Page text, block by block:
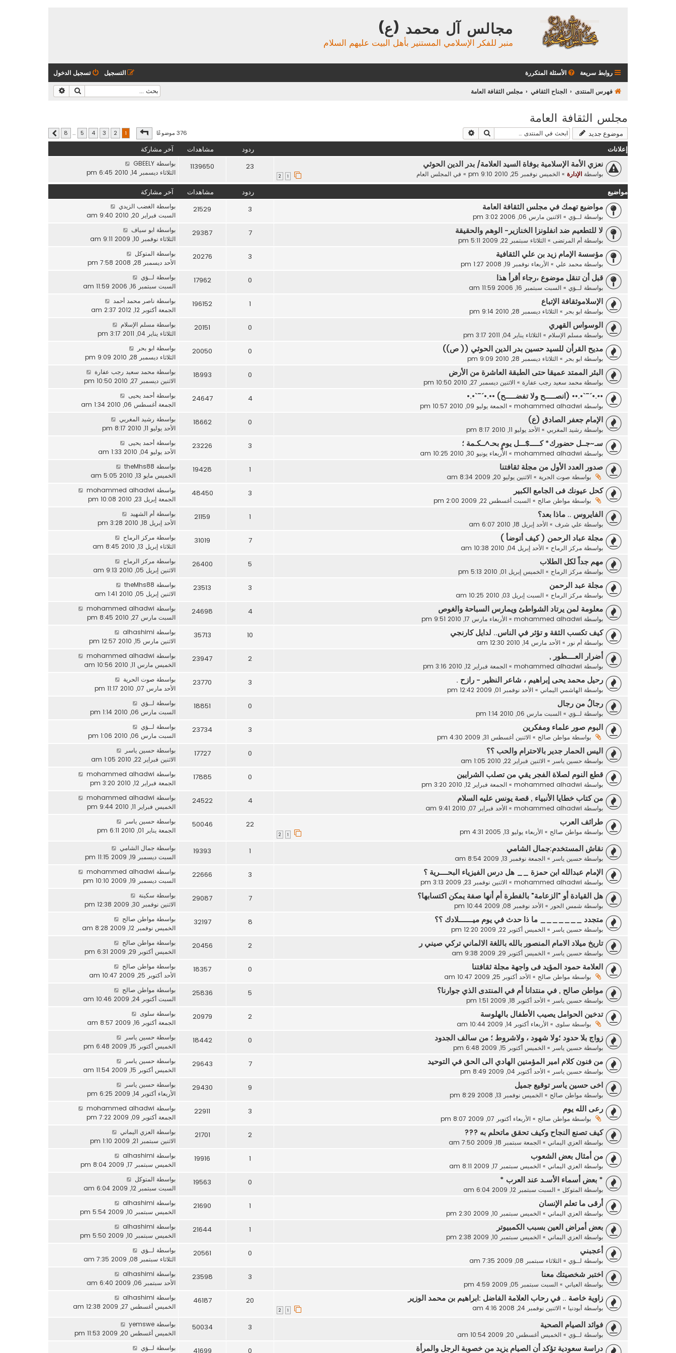
مجالس آل محمد (ع)
منبر للفكر الإسلامي المستنير بأهل البيت عليهم السلام
روابط سريعة الأسئلة المتكررة تسجيل الدخول التسجيل
فهرس المنتدى الجناح الثقافي مجلس الثقافة العامة بحث
مجلس الثقافة العامة
موضوع جديد بحث 376 موضوعًا صفحة من8
1
2
3
4
5
…
8 التالي
إعلانات ردود مشاهدات آخر مشاركة
نعزي الأمة الإسلامية بوفاة السيد العلامة/ بدر الدين الحوثي
بواسطة الإدارة » الخميس نوفمبر 25, 2010 9:10 pm » في المجلس العام 1
2
23
1139650 بواسطة GBEELY
الثلاثاء ديسمبر 14, 2010 6:45 pm
مواضيع ردود مشاهدات آخر مشاركة
مواضيع تهمك في مجلس الثقافة العامة
بواسطة لــؤي » الاثنين مارس 06, 2006 3:02 pm
3
21529 بواسطة الغضب الزيدي
السبت فبراير 20, 2010 9:40 am
لا للتطعيم ضد انفلونزا الخنازير- الوهم والحقيقة
بواسطة أم المرتضى » الثلاثاء سبتمبر 22, 2009 5:11 pm
7
29387 بواسطة ابو سياف
الثلاثاء نوفمبر 10, 2009 9:11 am
مؤسسة الإمام زيد بن علي الثقافية
بواسطة محمد علي » الأربعاء نوفمبر 19, 2008 1:27 pm
3
20276 بواسطة المتوكل
الأحد ديسمبر 28, 2008 7:58 pm
قبل أن تنقل موضوع ،رجاء أقرأ هذا
بواسطة لــؤي » السبت سبتمبر 16, 2006 11:59 am
0
17962 بواسطة لــؤي
السبت سبتمبر 16, 2006 11:59 am
الإسلاموثقافة الإتباع
بواسطة ابو بحر » الثلاثاء ديسمبر 28, 2010 9:14 pm
1
196152 بواسطة ناصر محمد أحمد
الجمعة أكتوبر 12, 2012 2:37 am
الوسواس القهري
بواسطة مسلم الإسلام » الثلاثاء يناير 04, 2011 3:17 pm
0
20151 بواسطة مسلم الإسلام
الثلاثاء يناير 04, 2011 3:17 pm
مديح القرأن للسيد حسين بدر الدين الحوثي (( ص))
بواسطة ابو بحر » الثلاثاء ديسمبر 28, 2010 9:09 pm
0
20050 بواسطة ابو بحر
الثلاثاء ديسمبر 28, 2010 9:09 pm
البئر الممتد عميقا حتى الطبقة العاشرة من الأرض
بواسطة محمد سعيد رجب عفارة » الاثنين ديسمبر 27, 2010 10:50 pm
0
18993 بواسطة محمد سعيد رجب عفارة
الاثنين ديسمبر 27, 2010 10:50 pm
••.•´¯`•.•• (انصـــــح ولا تفضـــــح) ••.•´¯`•.•
بواسطة mohammed alhadwi
» الجمعة يوليو 09, 2010 10:57 pm
4
24647 بواسطة أحمد يحيى
الجمعة أغسطس 06, 2010 1:34 am
الإمام جعفر الصادق (ع)
بواسطة رشيد المغربي » الأحد يوليو 11, 2010 8:17 pm
0
18662 بواسطة رشيد المغربي
الأحد يوليو 11, 2010 8:17 pm
سـ~جــل حضورك* كـــــ$ـــل يومٍ بحـ^ــكـمة ؛
بواسطة mohammed alhadwi
» الأربعاء يونيو 30, 2010 10:25 am
3
23226 بواسطة أحمد يحيى
الأحد يوليو 04, 2010 1:33 am
صدور العدد الأول من مجلة ثقافتنا
بواسطة صوت الحرية » الاثنين يوليو 20, 2009 8:34 am
1
19428 بواسطة theMhs88
الخميس مايو 13, 2010 5:05 am
كحل عيونك فى الجامع الكبير
بواسطة مواطن صالح » السبت أغسطس 22, 2009 2:00 pm
3
48450 بواسطة mohammed alhadwi
الجمعة إبريل 23, 2010 10:08 pm
الفايروس .. ماذا بعد؟
بواسطة علي شرف » الأحد إبريل 18, 2010 6:07 am
1
21159 بواسطة أم الشهيد
الأحد إبريل 18, 2010 3:28 pm
مجلة عباد الرحمن ( كيف أتوضأ )
بواسطة مركز الرماح » الأحد إبريل 04, 2010 10:38 am
7
31019 بواسطة مركز الرماح
الثلاثاء إبريل 13, 2010 8:45 am
مهم جداً لكل الطلاب
بواسطة مركز الرماح » الخميس إبريل 01, 2010 5:13 pm
5
26400 بواسطة مركز الرماح
الاثنين إبريل 05, 2010 9:13 am
مجلة عبد الرحمن
بواسطة مركز الرماح » السبت إبريل 03, 2010 10:25 am
3
23513 بواسطة theMhs88
الاثنين إبريل 05, 2010 1:41 am
معلومة لمن يرتاد الشواطئ ويمارس السباحة والغوص
بواسطة mohammed alhadwi
» الأربعاء مارس 17, 2010 9:51 pm
4
24698 بواسطة mohammed alhadwi
السبت مارس 27, 2010 8:45 pm
كيف تكسب الثقة و تؤثر في الناس.. لدايل كارنجي
بواسطة أم نور » الأحد مارس 14, 2010 12:30 am
10
35713 بواسطة alhashimi
الاثنين مارس 15, 2010 12:57 pm
أضرار العــــطور ,
بواسطة mohammed alhadwi
» الجمعة فبراير 12, 2010 3:16 pm
2
23947 بواسطة mohammed alhadwi
الخميس مارس 11, 2010 10:56 am
رحيل محمد يحى إبراهيم ، شاعر النظير - رازح .
بواسطة الهاشمي اليماني » الأحد نوفمبر 01, 2009 12:42 pm
3
23770 بواسطة صوت الحرية
الأحد مارس 07, 2010 11:17 pm
رجالُ من رجال
بواسطة لــؤي » السبت مارس 06, 2010 1:14 pm
0
18851 بواسطة لــؤي
السبت مارس 06, 2010 1:14 pm
البوم صور علماء ومفكرين
بواسطة مواطن صالح » الاثنين أغسطس 31, 2009 4:30 pm
3
23734 بواسطة لــؤي
السبت مارس 06, 2010 1:06 pm
اليس الحمار جدير بالاحترام والحب ؟؟
بواسطة حسين ياسر » الاثنين فبراير 22, 2010 1:05 am
0
17727 بواسطة حسين ياسر
الاثنين فبراير 22, 2010 1:05 am
قطع النوم لصلاة الفجر يقي من تصلب الشرايين
بواسطة mohammed alhadwi
» الجمعة فبراير 12, 2010 3:20 pm
0
17885 بواسطة mohammed alhadwi
الجمعة فبراير 12, 2010 3:20 pm
من كتاب خطايا الأنبياء , قصة يونس عليه السلام
بواسطة mohammed alhadwi
» الأحد فبراير 07, 2010 9:41 am
4
24522 بواسطة mohammed alhadwi
الخميس فبراير 11, 2010 9:44 pm
طرائف العرب
بواسطة مواطن صالح » الأربعاء يوليو 13, 2005 4:31 pm 1
2
22
50046 بواسطة حسين ياسر
الجمعة يناير 01, 2010 6:11 pm
نقاش المستخدم:جمال الشامي
بواسطة حسين ياسر » الجمعة نوفمبر 13, 2009 8:54 am
1
19393 بواسطة جمال الشامي
السبت ديسمبر 19, 2009 11:15 pm
الإمام عبدالله ابن حمزة __ هل درس الفيزياء البحــــرية ؟
بواسطة mohammed alhadwi
» الاثنين نوفمبر 23, 2009 3:13 pm
3
22666 بواسطة mohammed alhadwi
السبت ديسمبر 19, 2009 10:10 pm
هل القيادة أو "الزعامة" بالفطرة أم أنها صفة يمكن اكتسابها؟
بواسطة شمس الحور » الأحد نوفمبر 08, 2009 10:44 pm
7
29087 بواسطة سكينة
الاثنين نوفمبر 30, 2009 12:38 pm
متجدد _______ ما ذا حدث في يوم ميـــــــلادك ؟؟
بواسطة حسين ياسر » الخميس أكتوبر 22, 2009 12:20 pm
8
32197 بواسطة مواطن صالح
الخميس نوفمبر 12, 2009 8:28 am
تاريخ ميلاد الامام المنصور بالله باللغة الالماني تركي صيني ر
بواسطة حسين ياسر » الخميس أكتوبر 29, 2009 9:38 am
2
20456 بواسطة مواطن صالح
الخميس أكتوبر 29, 2009 6:31 pm
العلامة حمود المؤيد فى واجهة مجلة ثقافتنا
بواسطة مواطن صالح » الأحد أكتوبر 25, 2009 10:47 am
0
18357 بواسطة مواطن صالح
الأحد أكتوبر 25, 2009 10:47 am
مواطن صالح , في منتدانا أم في المنتدى الذي جوارنا؟
بواسطة حسين ياسر » الأحد أكتوبر 18, 2009 1:51 pm
5
25836 بواسطة مواطن صالح
السبت أكتوبر 24, 2009 10:46 am
تدخين الحوامل يصيب الأطفال بالهلوسة
بواسطة سلوى » الأربعاء أكتوبر 14, 2009 10:44 am
2
20979 بواسطة سلوى
الجمعة أكتوبر 16, 2009 8:57 am
زواج بلا حدود ؛ولا شهود ، ولاشروط ؛ من سالف الجدود
بواسطة حسين ياسر » الخميس أكتوبر 15, 2009 6:48 pm
0
18442 بواسطة حسين ياسر
الخميس أكتوبر 15, 2009 6:48 pm
من فنون كلام امير المؤمنين الهادي الى الحق في التوحيد
بواسطة حسين ياسر » الأحد أكتوبر 04, 2009 8:49 pm
7
29643 بواسطة حسين ياسر
الخميس أكتوبر 15, 2009 11:54 am
اخى حسين ياسر توقيع جميل
بواسطة مواطن صالح » الخميس نوفمبر 13, 2008 8:29 pm
9
29430 بواسطة حسين ياسر
الأربعاء أكتوبر 14, 2009 6:25 pm
رعى الله يوم
بواسطة مواطن صالح » الأربعاء أكتوبر 07, 2009 8:07 pm
3
22911 بواسطة mohammed alhadwi
الجمعة أكتوبر 09, 2009 7:22 pm
كيف تصنع النجاح وكيف تحقق ماتحلم به ???
بواسطة العزي اليماني » الجمعة سبتمبر 18, 2009 7:50 am
2
21701 بواسطة العزي اليماني
الاثنين سبتمبر 21, 2009 1:10 pm
من أمثال بعض الشعوب
بواسطة العزي اليماني » الخميس سبتمبر 17, 2009 8:11 am
1
19916 بواسطة alhashimi
الخميس سبتمبر 17, 2009 8:04 pm
* بعض أسماء الأسـد عند العرب *
بواسطة المتوكل » السبت سبتمبر 12, 2009 6:04 am
0
19563 بواسطة المتوكل
السبت سبتمبر 12, 2009 6:04 am
أرقى ما تعلم الإنسان
بواسطة العزي اليماني » الخميس سبتمبر 10, 2009 2:30 pm
1
21690 بواسطة alhashimi
الخميس سبتمبر 10, 2009 5:54 pm
بعض أمراض العين بسبب الكمبيوتر
بواسطة العزي اليماني » الخميس سبتمبر 10, 2009 2:38 pm
1
21644 بواسطة alhashimi
الخميس سبتمبر 10, 2009 5:50 pm
أعجبني
بواسطة لــؤي » الثلاثاء سبتمبر 08, 2009 7:35 am
0
20561 بواسطة لــؤي
الثلاثاء سبتمبر 08, 2009 7:35 am
اختبر شخصيتك معنا
بواسطة العياني » السبت سبتمبر 05, 2009 4:59 pm
3
23598 بواسطة alhashimi
الأحد سبتمبر 06, 2009 6:40 am
زاوية خاصة .. في رحاب العلامة الفاضل :ابراهيم بن محمد الوزير
بواسطة أبودنيا » الاثنين نوفمبر 24, 2008 4:16 am 1
2
20
46187 بواسطة alhashimi
الخميس أغسطس 27, 2009 12:38 am
فوائد الصيام الصحية
بواسطة لــؤي » الخميس أغسطس 20, 2009 10:54 am
3
50034 بواسطة yemswe
الخميس أغسطس 20, 2009 11:53 pm
دراسة سعودية تؤكد أن الصيام يزيد من خصوبة الرجل والمرأة 0
41699 بواسطة لــؤي